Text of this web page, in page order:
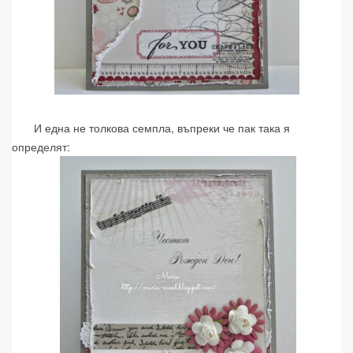
И една не толкова семпла, въпреки че пак така я
определят: